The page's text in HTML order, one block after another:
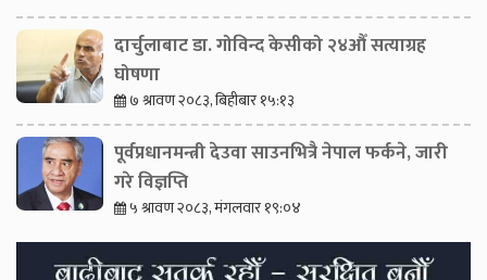
दार्चुलाबाट डा. गोविन्द केसीको २४औँ सत्याग्रह
घोषणा
७ श्रावण २०८३, बिहीबार १५:१३
पूर्वप्रधानमन्त्री देउवा साउनभित्रै नेपाल फर्कने, जारी
गरे विज्ञप्ति
५ श्रावण २०८३, मंगलवार १९:०४